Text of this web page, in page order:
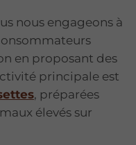
nous engageons à
en proposant des
principale est
, préparées
élevés sur